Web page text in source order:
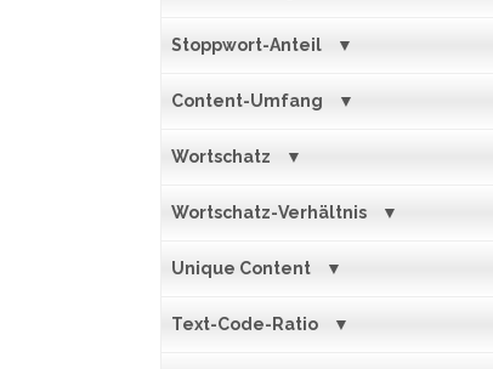
Stoppwort-Anteil
Content-Umfang
Wortschatz
Wortschatz-Verhältnis
Unique Content
Text-Code-Ratio